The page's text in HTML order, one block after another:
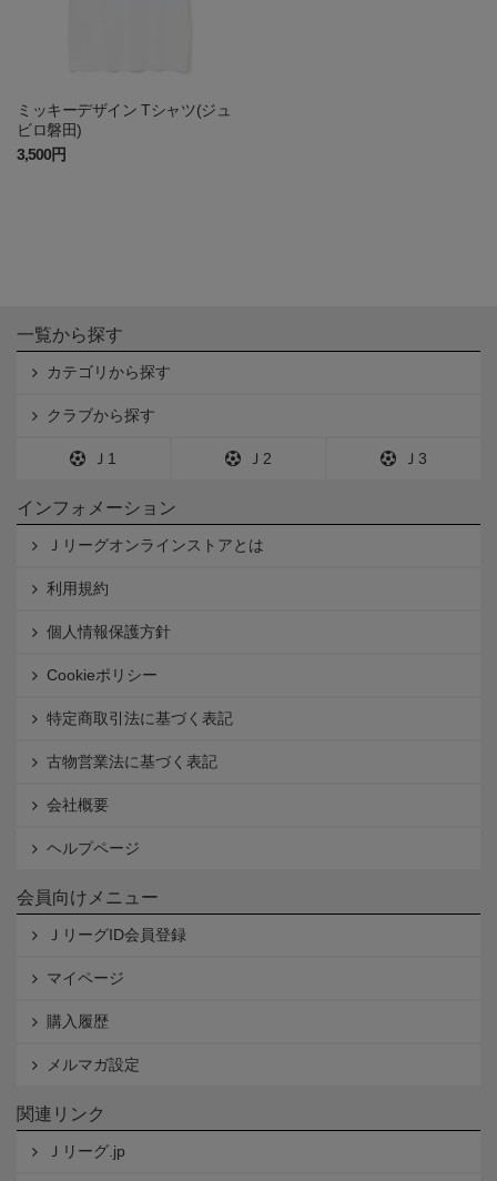
ミッキーデザイン Tシャツ(ジュ
ビロ磐田)
3,500円
一覧から探す
カテゴリから探す
クラブから探す
Ｊ1 Ｊ2 Ｊ3
インフォメーション
Ｊリーグオンラインストアとは
利用規約
個人情報保護方針
Cookieポリシー
特定商取引法に基づく表記
古物営業法に基づく表記
会社概要
ヘルプページ
会員向けメニュー
ＪリーグID会員登録
マイページ
購入履歴
メルマガ設定
関連リンク
Ｊリーグ.jp